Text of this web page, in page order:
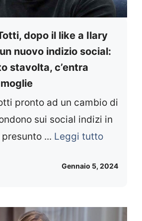
dopo il like a Ilary
nuovo indizio social:
stavolta, c’entra
pronto ad un cambio di
sui social indizi in
... Leggi tutto
Gennaio 5, 2024